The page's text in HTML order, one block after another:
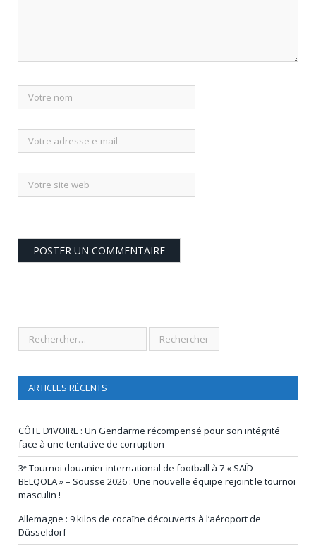
ARTICLES RÉCENTS
CÔTE D’IVOIRE : Un Gendarme récompensé pour son intégrité
face à une tentative de corruption
3ᵉ Tournoi douanier international de football à 7 « SAÏD
BELQOLA » – Sousse 2026 : Une nouvelle équipe rejoint le tournoi
masculin !
Allemagne : 9 kilos de cocaïne découverts à l’aéroport de
Düsseldorf